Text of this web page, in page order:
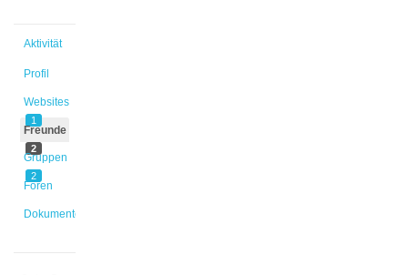
Aktivität
Profil
Websites
1
Freunde
2
Gruppen
2
Foren
Dokumente